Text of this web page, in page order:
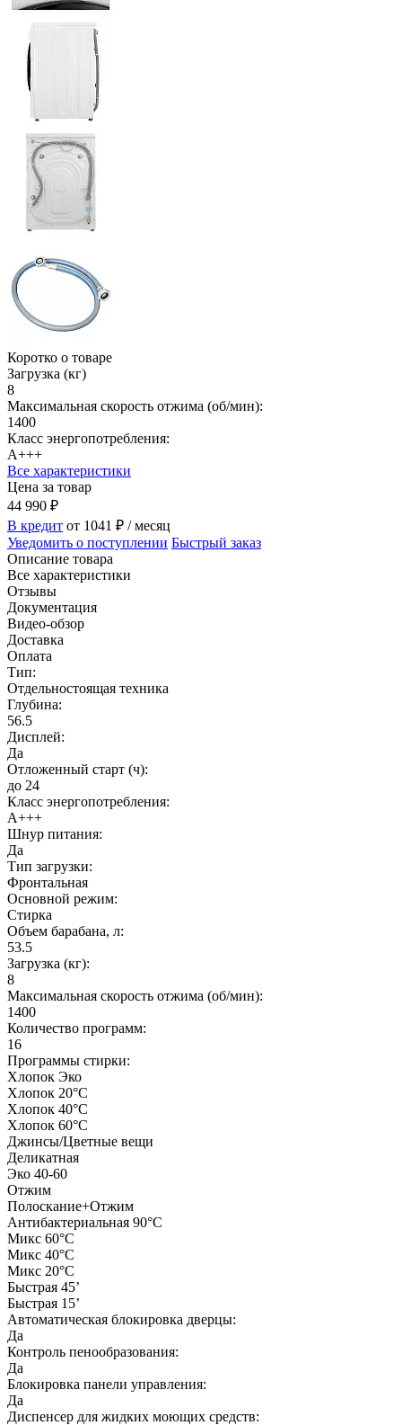
Коротко о товаре
Загрузка (кг)
8
Максимальная скорость отжима (об/мин):
1400
Класс энергопотребления:
A+++
Все характеристики
Цена за товар
44 990 ₽
В кредит от 1041 ₽ / месяц
Уведомить о поступлении Быстрый заказ
Описание товара
Все характеристики
Отзывы
Документация
Видео-обзор
Доставка
Оплата
Тип:
Отдельностоящая техника
Глубина:
56.5
Дисплей:
Да
Отложенный старт (ч):
до 24
Класс энергопотребления:
A+++
Шнур питания:
Да
Тип загрузки:
Фронтальная
Основной режим:
Стирка
Объем барабана, л:
53.5
Загрузка (кг):
8
Максимальная скорость отжима (об/мин):
1400
Количество программ:
16
Программы стирки:
Хлопок Эко
Хлопок 20°C
Хлопок 40°C
Хлопок 60°C
Джинсы/Цветные вещи
Деликатная
Эко 40-60
Отжим
Полоскание+Отжим
Антибактериальная 90°C
Микс 60°C
Микс 40°C
Микс 20°C
Быстрая 45’
Быстрая 15’
Автоматическая блокировка дверцы:
Да
Контроль пенообразования:
Да
Блокировка панели управления:
Да
Диспенсер для жидких моющих средств: